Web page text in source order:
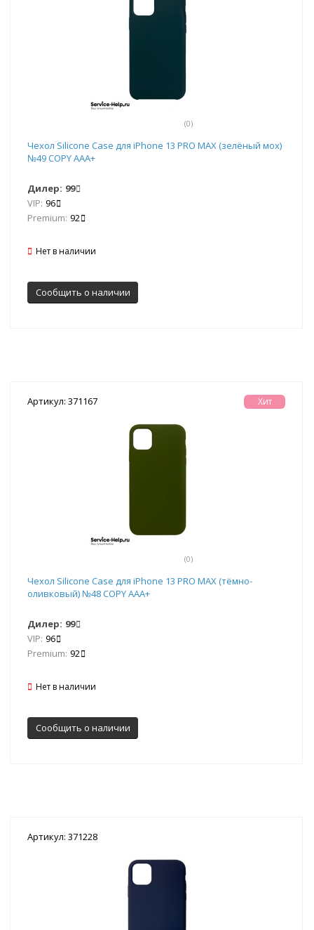
(0)
Чехол Silicone Case для iPhone 13 PRO MAX (зелёный мох)
№49 COPY AAA+
Дилер: 99
VIP: 96
Premium: 92
Нет в наличии
Сообщить о наличии
Артикул: 371167
(0)
Хит
Чехол Silicone Case для iPhone 13 PRO MAX (тёмно-
оливковый) №48 COPY AAA+
Дилер: 99
VIP: 96
Premium: 92
Нет в наличии
Сообщить о наличии
Артикул: 371228